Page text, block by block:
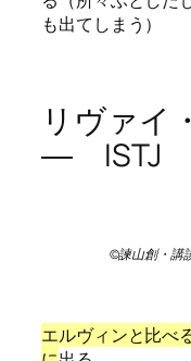
も出てしまう）
リヴァイ
― ISTJ
©諫山創・講
エルヴィンと比べ